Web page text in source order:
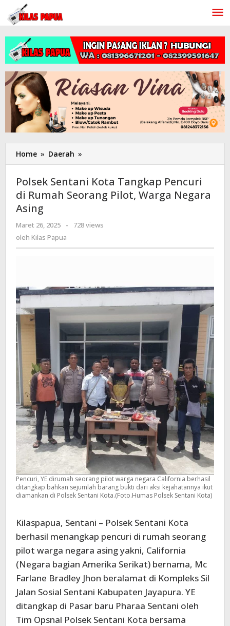
Lewati
konten
Home » Daerah »
Sentani
Kota
Tangkap
Pencuri
Seorang
Warga
Polsek Sentani Kota Tangkap Pencuri
di Rumah Seorang Pilot, Warga Negara
Asing
Maret 26, 2025
oleh
Kilas
-
728 views
oleh Kilas Papua
Pencuri, YE dirumah seorang pilot warga negara California berhasil
ditangkap bahkan sejumlah barang bukti dari aksi kejahatannya ikut
diamankan di Polsek Sentani Kota.(Foto.Humas Polsek Sentani Kota)
Kilaspapua, Sentani – Polsek Sentani Kota
berhasil menangkap pencuri di rumah seorang
pilot warga negara asing yakni, California
(Negara bagian Amerika Serikat) bernama, Mc
Farlane Bradley Jhon beralamat di Kompleks Sil
Jalan Sosial Sentani Kabupaten Jayapura. YE
ditangkap di Pasar baru Pharaa Sentani oleh
Tim Opsnal Polsek Sentani Kota bersama